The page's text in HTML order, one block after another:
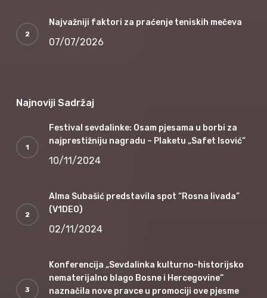
Najvažniji faktori za praćenje teniskih mečeva
07/07/2026
Najnoviji Sadržaj
Festival sevdalinke: Osam pjesama u borbi za
najprestižniju nagradu – Plaketu „Safet Isović“
10/11/2024
Alma Subašić predstavila spot “Rosna livada”
(V1DEO)
02/11/2024
Konferencija „Sevdalinka kulturno-historijsko
nematerijalno blago Bosne i Hercegovine“
naznačila nove pravce u promociji ove pjesme